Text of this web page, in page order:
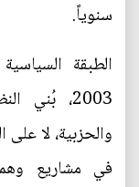
سنوياً.
الطبقة
2003،
والحزبية، لا
في مشاريع